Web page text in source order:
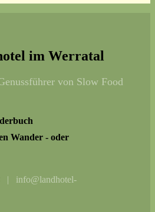
im Werratal
von Slow Food
Wander - oder
| info@landhotel-